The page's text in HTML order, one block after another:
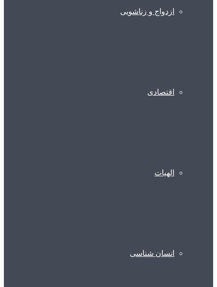
ازدواج و زناشویی
اقتصادی
الهیات
انسان شناسی